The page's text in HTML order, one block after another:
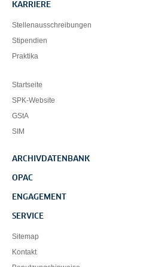
KARRIERE
Stellenausschreibungen
Stipendien
Praktika
Startseite
SPK-Website
GStA
SIM
ARCHIVDATENBANK
OPAC
ENGAGEMENT
SERVICE
Sitemap
Kontakt